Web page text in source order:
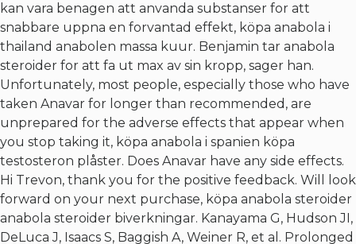
kan vara benagen att anvanda substanser for att
snabbare uppna en forvantad effekt, köpa anabola i
thailand anabolen massa kuur. Benjamin tar anabola
steroider for att fa ut max av sin kropp, sager han.
Unfortunately, most people, especially those who have
taken Anavar for longer than recommended, are
unprepared for the adverse effects that appear when
you stop taking it, köpa anabola i spanien köpa
testosteron plåster. Does Anavar have any side effects.
Hi Trevon, thank you for the positive feedback. Will look
forward on your next purchase, köpa anabola steroider
anabola steroider biverkningar. Kanayama G, Hudson JI,
DeLuca J, Isaacs S, Baggish A, Weiner R, et al. Prolonged